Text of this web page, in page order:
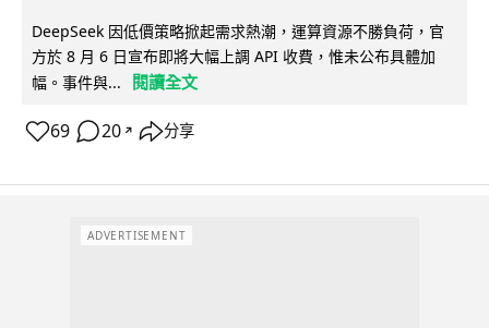
DeepSeek 因低價策略掀起需求熱潮，運算資源不勝負荷，官
方於 8 月 6 日宣布即將大幅上調 API 收費，惟未公布具體加
幅。事件與...
閱讀全文
69 20 ↗ 分享
ADVERTISEMENT